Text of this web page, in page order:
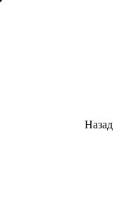
Назад